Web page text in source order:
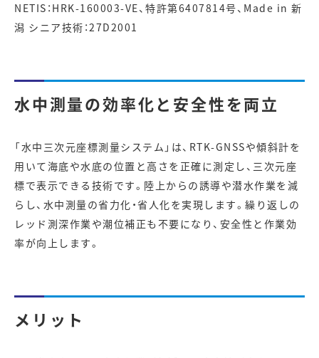
NETIS：HRK-160003-VE、特許第6407814号、Made in 新
潟 シニア技術：27D2001
水中測量の効率化と安全性を両立
「水中三次元座標測量システム」は、RTK-GNSSや傾斜計を
用いて海底や水底の位置と高さを正確に測定し、三次元座
標で表示できる技術です。陸上からの誘導や潜水作業を減
らし、水中測量の省力化・省人化を実現します。繰り返しの
レッド測深作業や潮位補正も不要になり、安全性と作業効
率が向上します。
メリット